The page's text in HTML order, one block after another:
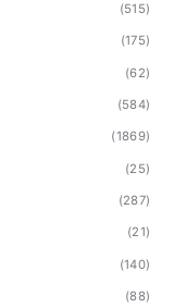
(515)
(175)
(62)
(584)
(1869)
(25)
(287)
(21)
(140)
(88)